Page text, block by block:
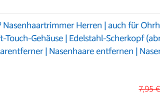
Nasenhaartrimmer Herren | auch für
Touch-Gehäuse | Edelstahl-Scherkopf
| Nasenhaare entfernen |
7,95 €